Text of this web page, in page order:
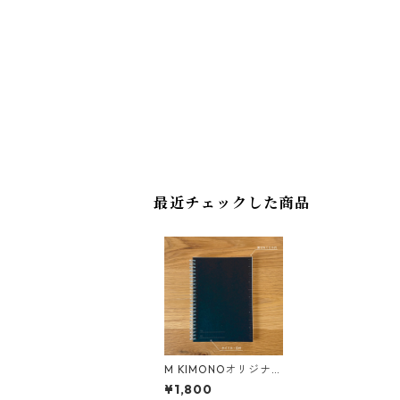
最近チェックした商品
M KIMONOオリジナル
和裁ノート（黒）
¥1,800